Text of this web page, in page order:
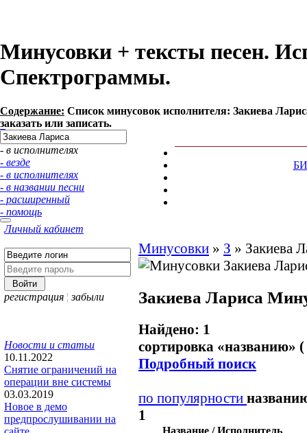
Минусовки + тексты песен.
Спектрограммы.
Содержание: Список минусовок исполнителя: Закиева
заказать или записать.
- в исполнителях
- везде
- в исполнителях
- в названии песни
- расширенный
- помощь
Личный кабинет
регистрация ¦ забыли
Новости и статьи
10.11.2022
Снятие ограничений на
операции вне системы
03.03.2019
Новое в демо
предпрослушивании на
Минусовки » З » Закиева
Закиева Лариса
Найдено: 1
сортировка «названию»
Подробный поиск
по популярности
1
Название / Исполнитель